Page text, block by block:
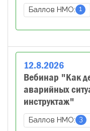
Баллов НМО: 1
12.8.2026
Вебинар "Как
аварийных
инструктаж"
Баллов НМО: 3